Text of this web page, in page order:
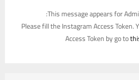
This message appears for
Please fill the Instagram Access Token.
Access Token by go to